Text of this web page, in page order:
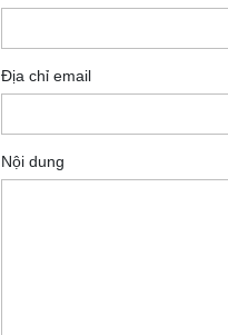
Địa chỉ email
Nội dung